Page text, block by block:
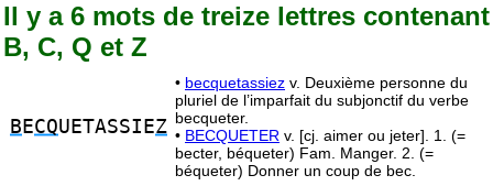
Il y a 6 mots de treize lettres contenant
B, C, Q et Z
B ECQUETASSIEZ
• becquetassiez v. Deuxième personne du
pluriel de l’imparfait du subjonctif du verbe
becqueter.
• BECQUETER v. [cj. aimer ou jeter]. 1. (=
becter, béqueter) Fam. Manger. 2. (=
béqueter) Donner un coup de bec.